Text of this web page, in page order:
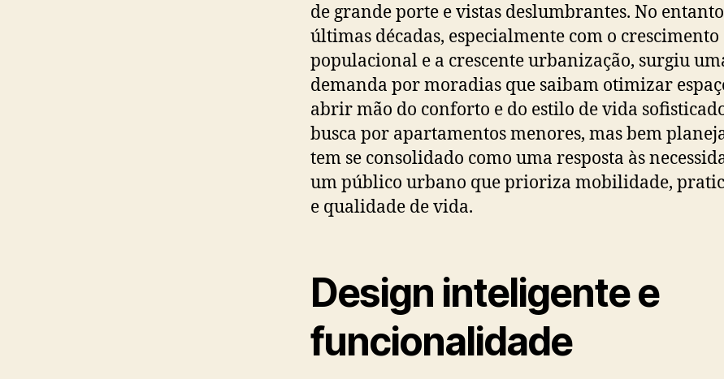
de grande porte e vistas deslumbrantes. No
últimas décadas, especialmente com o crescimento
populacional e a crescente urbanização, surgiu
demanda por moradias que saibam otimizar
abrir mão do conforto e do estilo de vida
busca por apartamentos menores, mas bem
tem se consolidado como uma resposta às
um público urbano que prioriza mobilidade,
e qualidade de vida.
Design inteligente e
funcionalidade